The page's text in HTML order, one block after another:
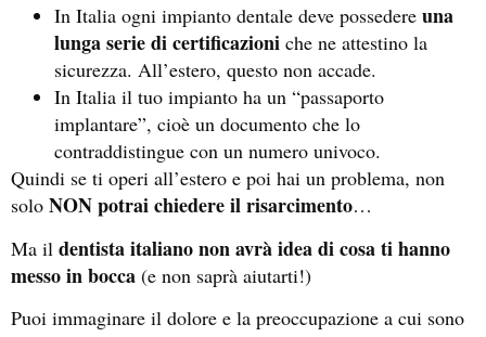
In Italia ogni impianto dentale deve possedere una
lunga serie di certificazioni che ne attestino la
sicurezza. All’estero, questo non accade.
In Italia il tuo impianto ha un “passaporto
implantare”, cioè un documento che lo
contraddistingue con un numero univoco.
Quindi se ti operi all’estero e poi hai un problema, non
solo NON potrai chiedere il risarcimento…
Ma il dentista italiano non avrà idea di cosa ti hanno
messo in bocca (e non saprà aiutarti!)
Puoi immaginare il dolore e la preoccupazione a cui sono